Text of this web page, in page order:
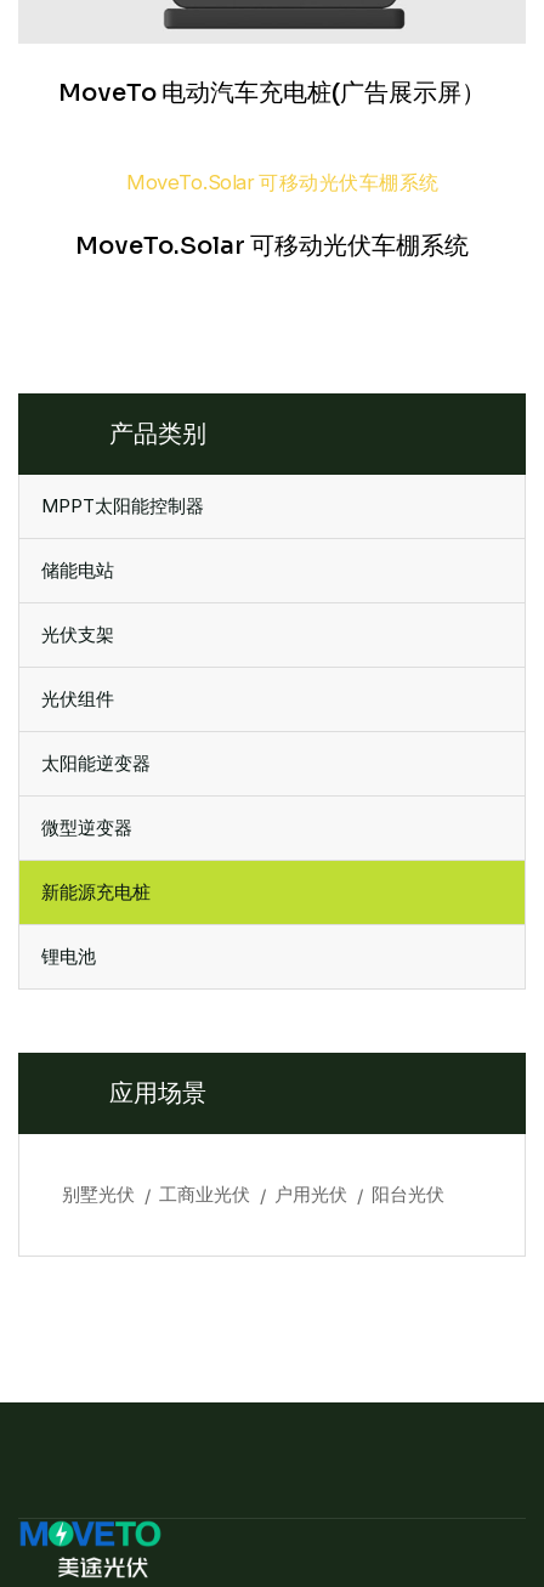
MoveTo 电动汽车充电桩(广告展示屏）
MoveTo.Solar 可移动光伏车棚系统
产品类别
MPPT太阳能控制器
储能电站
光伏支架
光伏组件
太阳能逆变器
微型逆变器
新能源充电桩
锂电池
应用场景
别墅光伏 工商业光伏 户用光伏 阳台光伏